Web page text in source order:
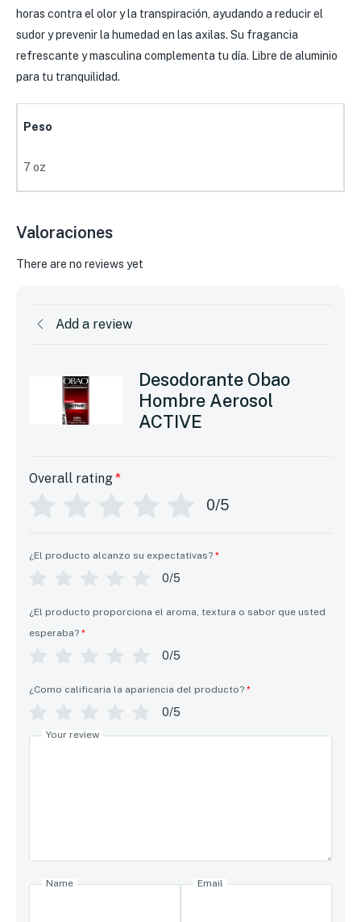
horas contra el olor y la transpiración, ayudando a reducir el
sudor y prevenir la humedad en las axilas. Su fragancia
refrescante y masculina complementa tu día. Libre de aluminio
para tu tranquilidad.
Peso
7 oz
Valoraciones
There are no reviews yet
Add a review
Desodorante Obao
Hombre Aerosol
ACTIVE
Overall rating*
0/5
¿El producto alcanzo su expectativas? *
0/5
¿El producto proporciona el aroma, textura o sabor que usted
esperaba? *
0/5
¿Como calificaria la apariencia del producto? *
0/5
Your review
Name Email